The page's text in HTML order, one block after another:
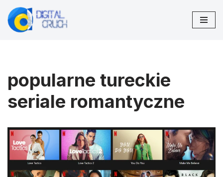
Przejdź
popularne tureckie
seriale romantyczne